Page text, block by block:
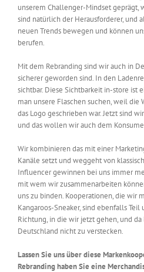
unserem Challenger-Mindset geprägt,
sind natürlich der Herausforderer, und
neuen Trends bewegen und können
berufen.
Mit dem Rebranding sind wir auch in
sicherer geworden sind. In den
sichtbar. Diese Sichtbarkeit in-store ist
man unsere Flaschen suchen, weil die
das Logo geschrieben war. Jetzt sind
und das wollen wir auch dem
Wir kombinieren das mit einer
Kanäle setzt und weggeht von
Influencer gewinnen bei uns immer
mit wem wir zusammenarbeiten
uns zu binden. Kooperationen, die wir
Kangaroos-Sneaker, sind ebenfalls Teil
Richtung, in die wir jetzt gehen, und
Deutschland nicht zu verstecken.
Lassen Sie uns über diese
Rebranding haben Sie eine